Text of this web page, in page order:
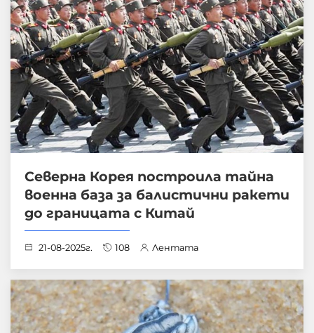
Северна Корея построила тайна
военна база за балистични ракети
до границата с Китай
21-08-2025г. 108 Лентата